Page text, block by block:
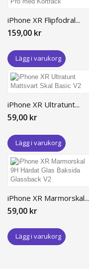
iPhone XR Flipfodral...
159,00 kr
Lägg i varukorg
iPhone XR Ultratunt...
59,00 kr
Lägg i varukorg
iPhone XR Marmorskal...
59,00 kr
Lägg i varukorg